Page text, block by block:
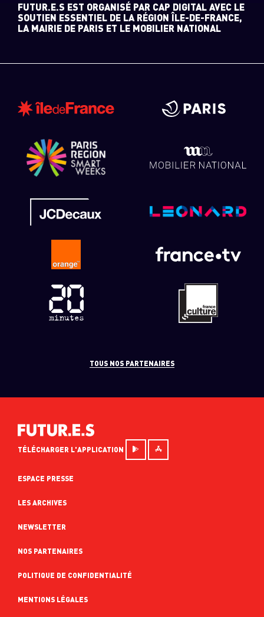
FUTUR.E.S EST ORGANISÉ PAR CAP DIGITAL AVEC LE
SOUTIEN ESSENTIEL DE LA RÉGION ÎLE-DE-FRANCE,
LA MAIRIE DE PARIS ET LE MOBILIER NATIONAL
TOUS NOS PARTENAIRES
TÉLÉCHARGER L'APPLICATION
ESPACE PRESSE
LES ARCHIVES
NEWSLETTER
NOS PARTENAIRES
POLITIQUE DE CONFIDENTIALITÉ
MENTIONS LÉGALES